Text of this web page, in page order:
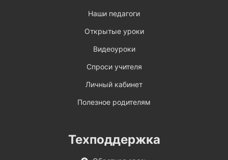
Наши педагоги
Открытые уроки
Видеоуроки
Спроси учителя
Личный кабинет
Полезное родителям
Техподдержка